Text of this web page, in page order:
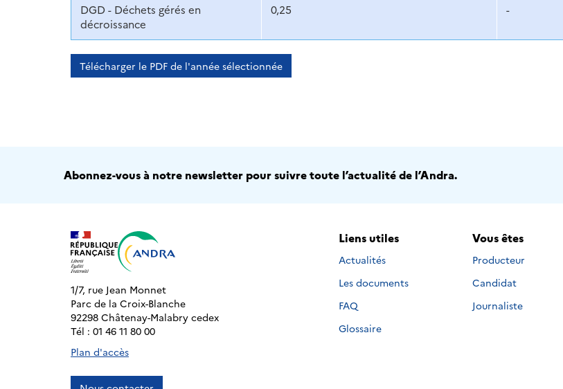
DGD - Déchets gérés en
décroissance
0,25 -
Télécharger le PDF de l'année sélectionnée
Abonnez-vous à notre newsletter pour suivre toute l’actualité de l’Andra.
1/7, rue Jean Monnet
Parc de la Croix-Blanche
92298 Châtenay-Malabry cedex
Tél : 01 46 11 80 00
Plan d'accès
Liens utiles
Actualités
Les documents
FAQ
Glossaire
Vous êtes
Producteur
Candidat
Journaliste